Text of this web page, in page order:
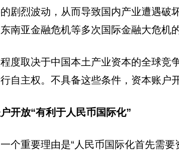
剧烈波动，从而导致国内产业遭遇
南亚金融危机等多次国际金融大危
度取决于中国本土产业资本的全球
自主权。不具备这些条件，资本账户
开放“有利于人民币国际化”
个重要理由是“人民币国际化首先需